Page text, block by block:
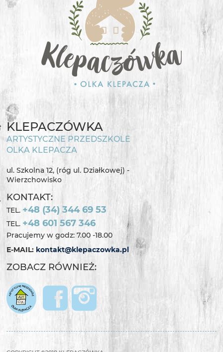
KLEPACZÓWKA
ARTYSTYCZNE PRZEDSZKOLE
OLKA KLEPACZA
ul. Szkolna 12, (róg ul. Działkowej) -
Wierzchowisko
KONTAKT:
TEL. +48 (34) 344 69 53
TEL. +48 601 567 346
Pracujemy w godz: 7.00 -18.00
E-MAIL: kontakt@klepaczowka.pl
ZOBACZ RÓWNIEŻ: